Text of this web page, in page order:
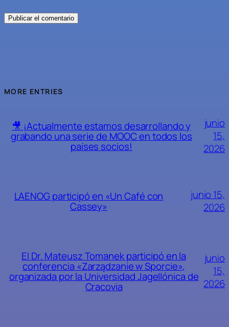
MORE ENTRIES
🎥 ¡Actualmente estamos desarrollando y
grabando una serie de MOOC en todos los
países socios!
junio
15,
2026
LAENOG participó en «Un Café con
Cassey»
junio 15,
2026
El Dr. Mateusz Tomanek participó en la
conferencia «Zarządzanie w Sporcie»,
organizada por la Universidad Jagellónica de
Cracovia
junio
15,
2026